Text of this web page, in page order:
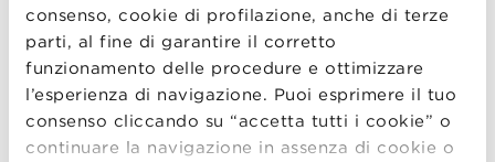
consenso, cookie di profilazione, anche di terze
parti, al fine di garantire il corretto
funzionamento delle procedure e ottimizzare
l’esperienza di navigazione. Puoi esprimere il tuo
consenso cliccando su “accetta tutti i cookie” o
continuare la navigazione in assenza di cookie o
Skype session
mercoledì 9 dicembre, h. 18.00 – 20.00